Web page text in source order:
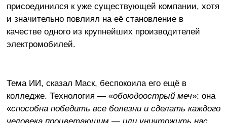
присоединился к уже существующей компании, хотя
и значительно повлиял на её становление в
качестве одного из крупнейших производителей
электромобилей.
Тема ИИ, сказал Маск, беспокоила его ещё в
колледже. Технология — «обоюдоострый меч»: она
«способна победить все болезни и сделать каждого
человека процветающим — или уничтожить нас